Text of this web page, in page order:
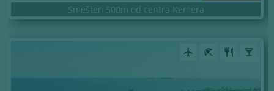
Smešten 500m od centra Kemera
airplanemode_active beach_access restaurant local_bar